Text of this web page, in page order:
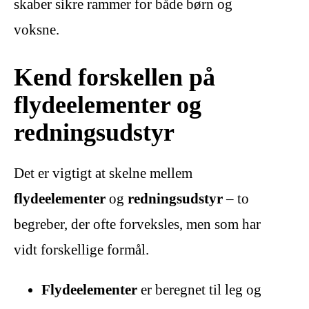
skaber sikre rammer for både børn og
voksne.
Kend forskellen på
flydeelementer og
redningsudstyr
Det er vigtigt at skelne mellem
flydeelementer og redningsudstyr– to
begreber, der ofte forveksles, men som har
vidt forskellige formål.
Flydeelementer er beregnet til leg og